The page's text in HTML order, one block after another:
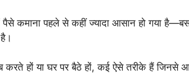
कमाना पहले से कहीं ज्यादा आसान हो गया है—बस
करते हों या घर पर बैठे हों, कई ऐसे तरीके हैं जिनसे